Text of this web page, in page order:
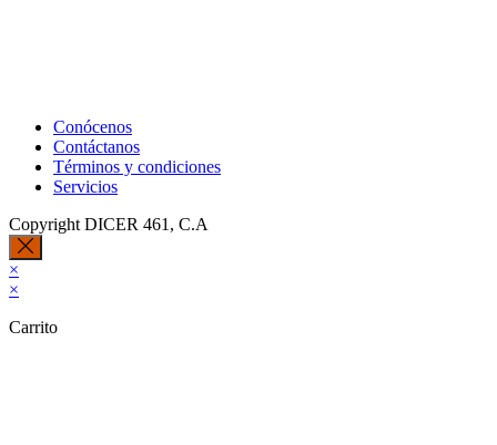
Conócenos
Contáctanos
Términos y condiciones
Servicios
Copyright DICER 461, C.A
×
×
Carrito